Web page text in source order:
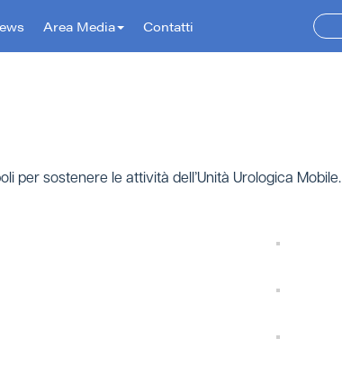
Area Media Contatti
per sostenere le attività dell’Unità Urologica Mobile.